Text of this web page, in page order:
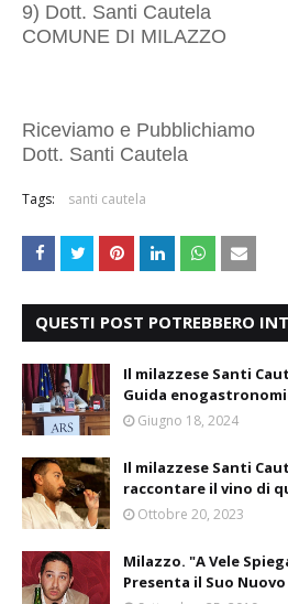
9) Dott. Santi Cautela
COMUNE DI MILAZZO
Riceviamo e Pubblichiamo
Dott. Santi Cautela
Tags: santi cautela
QUESTI POST POTREBBERO
Il milazzese Santi
Guida
Giugno 18, 2024
Il milazzese Santi
raccontare il vino di
Ottobre 20, 2023
Milazzo. "A Vele
Presenta il Suo